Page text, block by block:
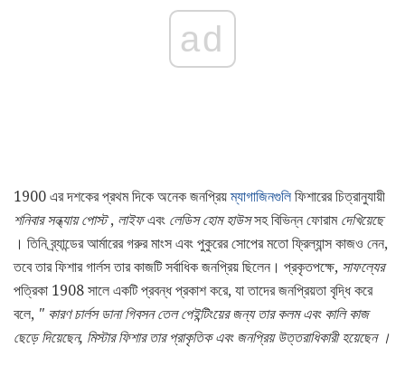
ad
1900 এর দশকের প্রথম দিকে অনেক জনপ্রিয়ম্যাগাজিনগুলিফিশারের চিত্রানুযায়ী
শনিবার সন্ধ্যায় পোস্ট, লাইফএবং লেডিস হোম হাউসসহ বিভিন্ন ফোরাম দেখিয়েছে
। তিনি ব্র্যান্ডের আর্মারের গরুর মাংস এবং পুকুরের সোপের মতো ফ্রিল্যান্স কাজও নেন,
তবে তার ফিশার গার্লস তার কাজটি সর্বাধিক জনপ্রিয় ছিলেন। প্রকৃতপক্ষে, সাফল্যের
পত্রিকা 1908 সালে একটি প্রবন্ধ প্রকাশ করে, যা তাদের জনপ্রিয়তা বৃদ্ধি করে
বলে, " কারণ চার্লস ডানা গিবসন তেল পেইন্টিংয়ের জন্য তার কলম এবং কালি কাজ
ছেড়ে দিয়েছেন, মিস্টার ফিশার তার প্রাকৃতিক এবং জনপ্রিয় উত্তরাধিকারী হয়েছেন ।